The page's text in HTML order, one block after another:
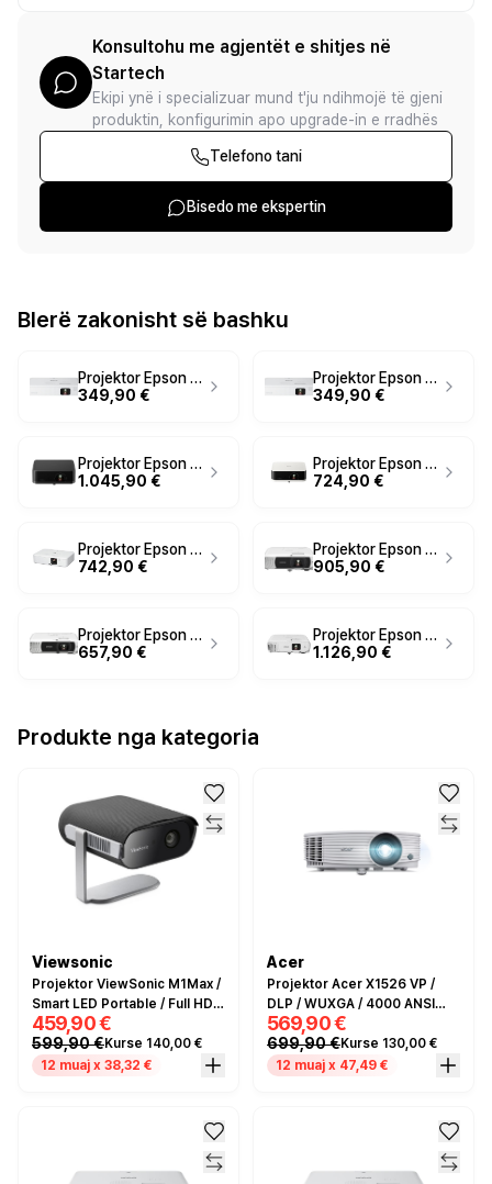
Konsultohu me agjentët e shitjes në
Startech
Ekipi ynë i specializuar mund t'ju ndihmojë të gjeni
produktin, konfigurimin apo upgrade-in e rradhës
Telefono tani
Bisedo me ekspertin
Blerë zakonisht së bashku
Projektor Epson VP CO-W01 3LCD / WXGA / 3000 Lumens / HDMI+USB – Bardhë
349,90 €
Projektor Epson VP CO-W01 3LCD / WXGA / 3000 Lumens / HDMI+USB - Bardhë
349,90 €
Projektor Epson Lifestudio Pop Plus EF-62B / 3LCD / 4K / LED / 700 ANSI Lumens – Zezë metalike
1.045,90 €
Projektor Epson Lifestudio Pop EF-61W / 3LCD / Full HD / LED / 700 ANSI Lumens – Bardhë
724,90 €
Projektor Epson CO-FH02 / 3LCD / Full HD / 3000 ANSI Lumens – Bardhë
742,90 €
Projektor Epson EB‑FH18 – Bardhë
905,90 €
Projektor Epson EB‑W55 – Bardhë
657,90 €
Projektor Epson EB‑994F – Bardhë
1.126,90 €
Produkte nga kategoria
Viewsonic
Projektor ViewSonic M1Max /
Smart LED Portable / Full HD /
500 Lumens / 120,000:1 /
60,000h Lamp Life /
HDMI+USB-C+USB-A+Wi-Fi /
459,90 €
599,90 €Kurse 140,00 €
12 muaj x 38,32 €
Acer
Projektor Acer X1526 VP /
DLP / WUXGA / 4000 ANSI
Lumens / 13,000:1 / 20,000h
EcoPro / 2x HDMI – Bardhë
569,90 €
699,90 €Kurse 130,00 €
12 muaj x 47,49 €